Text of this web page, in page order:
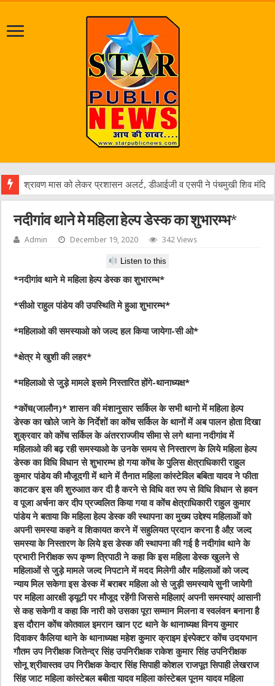
पत्रकार आशुतोष
नदीगांव थाने मे महिला हेल्प डेस्क का शुभारम्भ*
Admin December 19, 2020 342 Views
Listen to this
*नदीगांव थाने मे महिला हेल्प डेस्क का शुभारम्भ*
*सीओ राहुल पांडेय की उपस्थिति मे हुआ शुभारम्भ*
*महिलाओ की समस्याओ को जल्द हल किया जायेगा-सी ओ*
*क्षेत्र मे खुशी की लहर*
*महिलाओ से जुड़े मामले इसमे निस्तारित होंगे-थानाध्यक्ष*
*कोंच(जालौन)* शासन की मंशानुसार सर्किल के सभी थानो में महिला हेल्प
डेस्क का खोले जाने के निर्देशों का कोंच सर्किल के थानों में अब पालन होता दिखा
शुक्रवार को कोंच सर्किल के अंतरराज्जीय सीमा से लगे थाना नदीगांव में
महिलाओ की बढ़ रही समस्याओ के उनके समय से निस्तारण के लिये महिला हेल्प
डेस्क का विधि विधान से शुभारम्भ हो गया कोंच के पुलिस क्षेत्राधिकारी राहुल
कुमार पांडेय की मौजूदगी में थाने में तैनात महिला कांस्टेविल बबिता यादव ने फीता
काटकर इस की शुरुआत कर दी है करने से विधि वत रुप से विधि विधान से हवन
व पूजा अर्चना कर दीप प्रज्वलित किया गया व कोंच क्षेत्राधिकारी राहुल कुमार
पांडेय ने बताया कि महिला हेल्प डेस्क की स्थापना का मुख्य उद्देश्य महिलाओं को
अपनी समस्या कहने व शिकायत करने में सहुलियत प्रदान करना है औऱ जल्द
समस्या के निस्तारण के लिये इस डेस्क की स्थापना की गई है नदीगांव थाने के
प्रभारी निरीक्षक रूप कृष्ण त्रिपाठी ने कहा कि इस महिला डेस्क खुलने से
महिलाओं से जुड़े मामले जल्द निपटाने में मदद मिलेगी और महिलाओं को जल्द
न्याय मिल सकेगा इस डेस्क में बराबर महिला ओ से जुड़ी समस्याये सुनी जायेगी
पर महिला आरक्षी ड्यूटी पर मौजूद रहेंगी जिससे महिलाएं अपनी समस्याएं आसानी
से कह सकेगी व कहा कि नारी को उसका पूरा सम्मान मिलना व स्वलंवन बनाना है
इस दौरान कोंच कोतवाल इमरान खान एट थाने के थानाध्यक्ष विनय कुमार
दिवाकर कैलिया थाने के थानाध्यक्ष महेश कुमार क्राइम इंस्पेक्टर कोंच उदयभान
गौतम उप निरीक्षक जितेन्द्र सिंह उपनिरीक्षक राकेश कुमार सिंह उपनिरीक्षक
सोनू श्रीवास्तव उप निरीक्षक केदार सिंह सिपाही कोशल राजपूत सिपाही लेखराज
सिंह जाट महिला कांस्टेबल बबीता यादव महिला कांस्टेबल पूनम यादव महिला